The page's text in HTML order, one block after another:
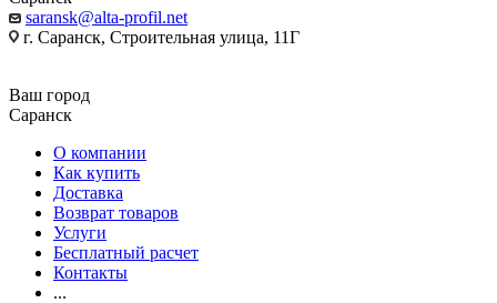
saransk@alta-profil.net
г. Саранск, Строительная улица, 11Г
Ваш город
Саранск
О компании
Как купить
Доставка
Возврат товаров
Услуги
Бесплатный расчет
Контакты
...